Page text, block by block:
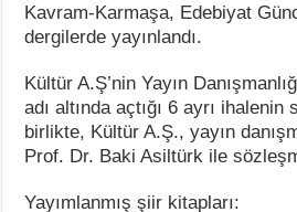
Kavram-Karmaşa, Edebiyat
dergilerde yayınlandı.
Kültür A.Ş’nin Yayın
adı altında açtığı 6 ayrı ihalenin
birlikte, Kültür A.Ş., yayın
Prof. Dr. Baki Asiltürk ile
Yayımlanmış şiir kitapları: